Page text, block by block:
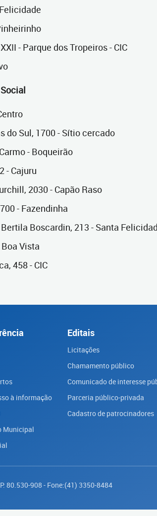
- Parque dos Tropeiros - CIC
do Sul, 1700 - Sítio cercado
- Boqueirão
- Cajuru
2030 - Capão Raso
- Fazendinha
Boscardin, 213 - Santa
Vista
458 - CIC
à informação
Municipal
Editais
Licitações
Chamamento público
Comunicado de interesse
Parceria público-privada
Cadastro de patrocinadores
80.530-908 - Fone:(41) 3350-8484